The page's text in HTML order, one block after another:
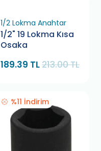
1/2 Lokma Anahtar
1/2" 19 Lokma Kısa
Osaka
189.39 TL213.00 TL
%11 İndirim